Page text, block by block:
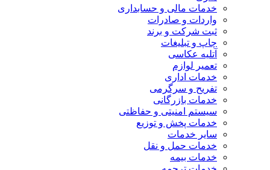
خدمات مالی و حسابداری
واردات و صادرات
ثبت شرکت و برند
چاپ و تبلیغات
آتلیه عکاسی
تعمیر لوازم
خدمات اداری
تفریح و سرگرمی
خدمات بازرگانی
سیستم امنیتی و حفاظتی
خدمات پخش و توزیع
سایر خدمات
خدمات حمل و نقل
خدمات بیمه